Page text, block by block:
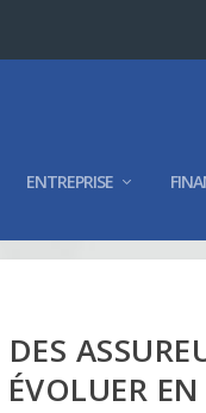
ENTREPRISE
ÉVOLUER